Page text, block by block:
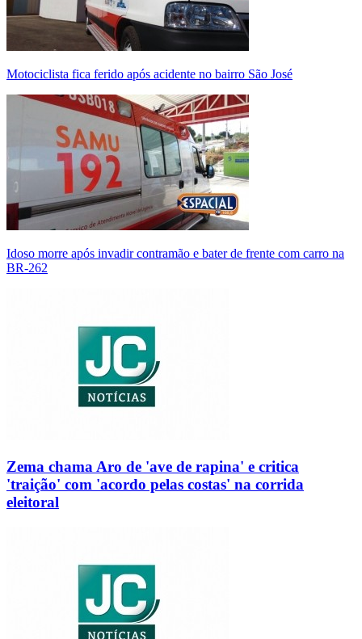
Motociclista fica ferido após acidente no bairro São José
Idoso morre após invadir contramão e bater de frente com carro na
BR-262
Zema chama Aro de 'ave de rapina' e critica
'traição' com 'acordo pelas costas' na corrida
eleitoral